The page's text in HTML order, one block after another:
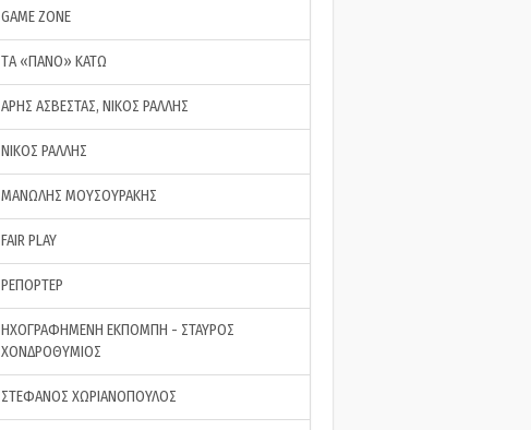
GAME ZONE
ΤA «ΠΑΝΟ» ΚΑΤΩ
ΑΡΗΣ ΑΣΒΕΣΤΑΣ, ΝΙΚΟΣ ΡΑΛΛΗΣ
ΝΙΚΟΣ ΡΑΛΛΗΣ
ΜΑΝΩΛΗΣ ΜΟΥΣΟΥΡΑΚΗΣ
FAIR PLAY
ΡΕΠΟΡΤΕΡ
ΗΧΟΓΡΑΦΗΜΕΝΗ ΕΚΠΟΜΠΗ - ΣΤΑΥΡΟΣ
ΧΟΝΔΡΟΘΥΜΙΟΣ
ΣΤΕΦΑΝΟΣ ΧΩΡΙΑΝΟΠΟΥΛΟΣ